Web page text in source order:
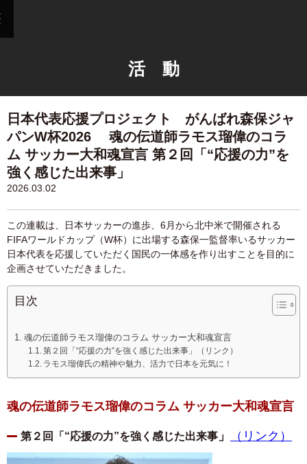
活 動
日本代表応援プロジェクト がんばれ森保ジャ
パンW杯2026 魂の伝道師ラモス瑠偉のコラ
ム サッカー大和魂宣言 第２回「“応援の力”を
強く感じた出来事」
2026.03.02
この連載は、日本サッカーの進歩、6月から北中米で開催される
FIFAワールドカップ（W杯）に出場する森保一監督率いるサッカー
日本代表を応援していただく国民の一体感を作り出すことを目的に
企画させていただきました。
目次
魂の伝道師ラモス瑠偉のコラム サッカー大和魂宣言
第２回「“応援の力”を強く感じた出来事」（リンク）
ラモス瑠偉氏の精神や魅力、活力で日本を元気に！
魂の伝道師ラモス瑠偉のコラム サッカー大和魂宣言
第２回「“応援の力”を強く感じた出来事 」 （リンク）